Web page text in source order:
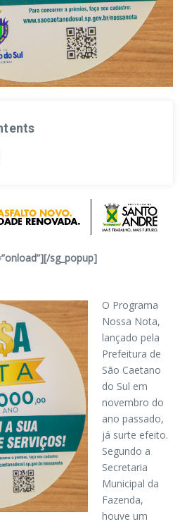
sg_popup]
O Programa
Nossa Nota,
lançado pela
Prefeitura de
São Caetano
do Sul em
novembro do
ano passado,
já surte efeito.
Segundo a
Secretaria
Municipal da
Fazenda,
houve um